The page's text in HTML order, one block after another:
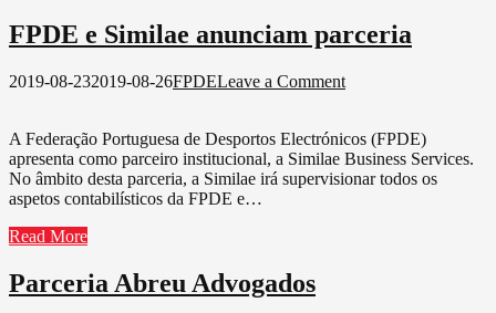
FPDE e Similae anunciam parceria
2019-08-232019-08-26FPDELeave a Commenton
Similae
anunciam
parceria
A Federação Portuguesa de Desportos Electrónicos (FPDE)
apresenta como parceiro institucional, a Similae Business Services.
No âmbito desta parceria, a Similae irá supervisionar todos os
aspetos contabilísticos da FPDE e…
Read More
Parceria Abreu Advogados